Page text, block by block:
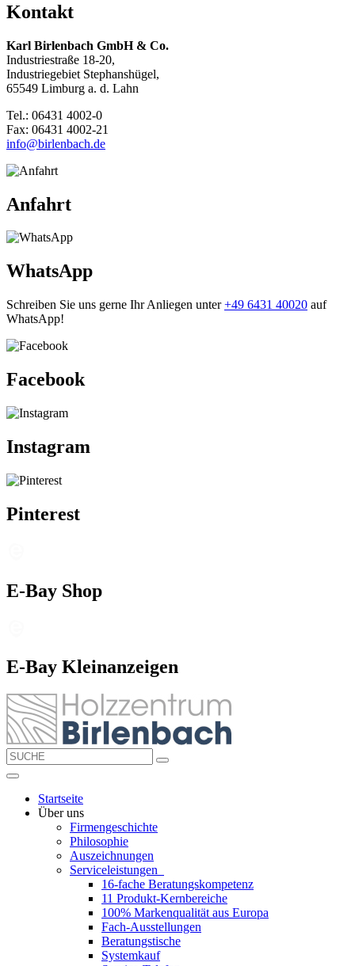
Kontakt
Karl Birlenbach GmbH & Co.
Industriestraße 18-20,
Industriegebiet Stephanshügel,
65549 Limburg a. d. Lahn
Tel.: 06431 4002-0
Fax: 06431 4002-21
info@birlenbach.de
Anfahrt
WhatsApp
Schreiben Sie uns gerne Ihr Anliegen unter+49 6431 40020 auf
WhatsApp!
Facebook
Instagram
Pinterest
E-Bay Shop
E-Bay Kleinanzeigen
Startseite
Über uns
Firmengeschichte
Philosophie
Auszeichnungen
Serviceleistungen
16-fache Beratungskompetenz
11 Produkt-Kernbereiche
100% Markenqualität aus Europa
Fach-Ausstellungen
Beratungstische
Systemkauf